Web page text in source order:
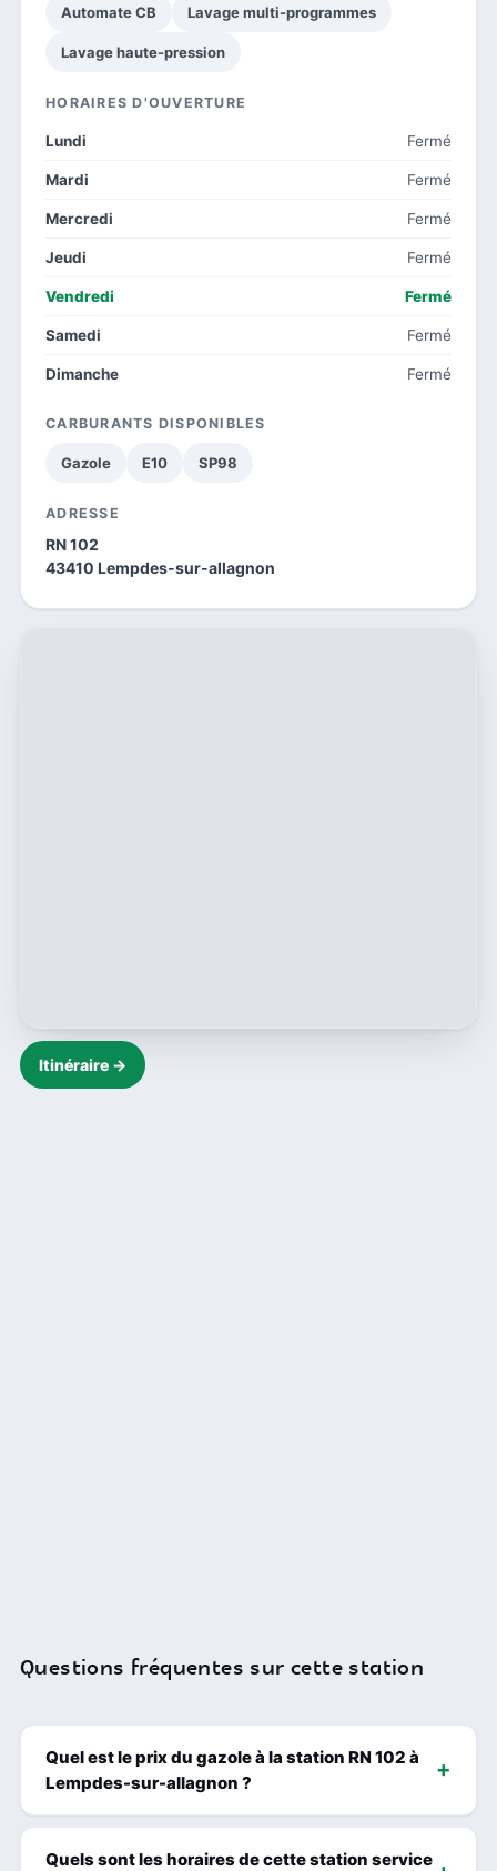
Automate CB Lavage multi-programmes
Lavage haute-pression
HORAIRES D'OUVERTURE
Lundi Fermé
Mardi Fermé
Mercredi Fermé
Jeudi Fermé
Vendredi Fermé
Samedi Fermé
Dimanche Fermé
CARBURANTS DISPONIBLES
Gazole E10 SP98
ADRESSE
RN 102
43410 Lempdes-sur-allagnon
Itinéraire →
Questions fréquentes sur cette station
Quel est le prix du gazole à la station RN 102 à
Lempdes-sur-allagnon ?
Quels sont les horaires de cette station service